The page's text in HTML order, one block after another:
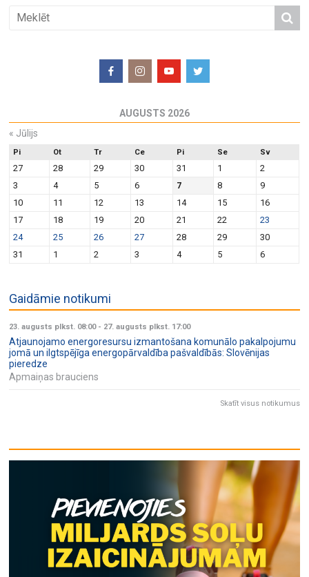
AUGUSTS 2026
« Jūlijs
Pi Ot Tr Ce Pi Se Sv
27 28 29 30 31 1
2
3
4 5 6 7 8
9
10
11 12 13 14 15
16
17
18 19 20 21 22
23
24
25 26 27 28 29
30
31
1 2 3 4 5 6
Gaidāmie notikumi
23. augusts plkst. 08:00- 27. augusts plkst. 17:00
Atjaunojamo energoresursu izmantošana komunālo pakalpojumu
jomā un ilgtspējīga energopārvaldība pašvaldībās: Slovēnijas
pieredze
Apmaiņas brauciens
Skatīt visus notikumus